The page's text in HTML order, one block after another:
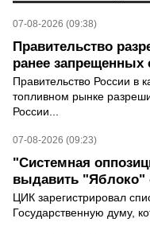
07-08-2026 (09:38)
Правительство
ранее запрещенных
Правительство России в
топливном рынке
России...
07-08-2026 (09:23)
"Системная
выдавить "Яблоко"
ЦИК зарегистрировал
Государственную думу,